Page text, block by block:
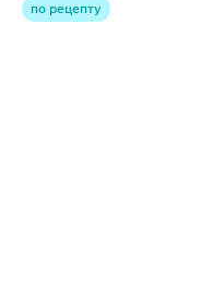
по рецепту